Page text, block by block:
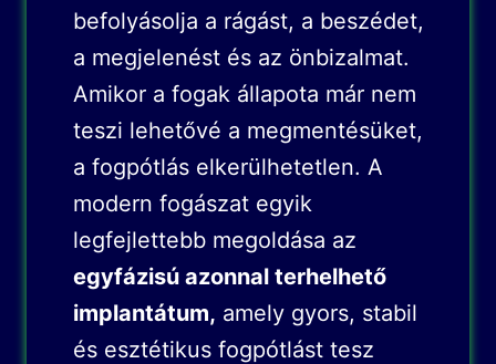
befolyásolja a rágást, a beszédet,
a megjelenést és az önbizalmat.
Amikor a fogak állapota már nem
teszi lehetővé a megmentésüket,
a fogpótlás elkerülhetetlen. A
modern fogászat egyik
legfejlettebb megoldása az
egyfázisú azonnal terhelhető
implantátum, amely gyors, stabil
és esztétikus fogpótlást tesz